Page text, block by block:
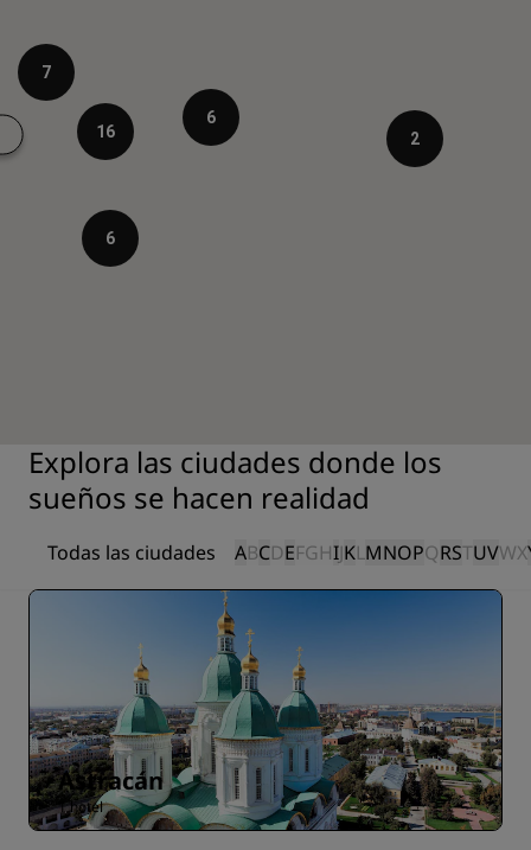
2
6
16
7
6
Explora las ciudades donde los
sueños se hacen realidad
Todas las ciudades ABCDEFGHIJKLMNOPQRSTUVWX
Astracán
1 hotel